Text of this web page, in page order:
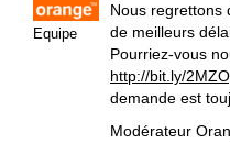
Equipe
Nous regrettons
de meilleurs
Pourriez-vous
http://bit.ly/
demande est
Modérateur